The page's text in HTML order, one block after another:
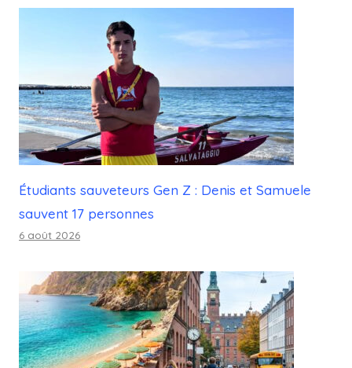
Étudiants sauveteurs Gen Z : Denis et Samuele
sauvent 17 personnes
6 août 2026